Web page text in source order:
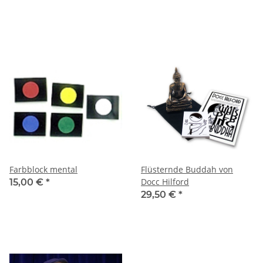
Farbblock mental
15,00 € *
Flüsternde Buddah von
Docc Hilford
29,50 € *